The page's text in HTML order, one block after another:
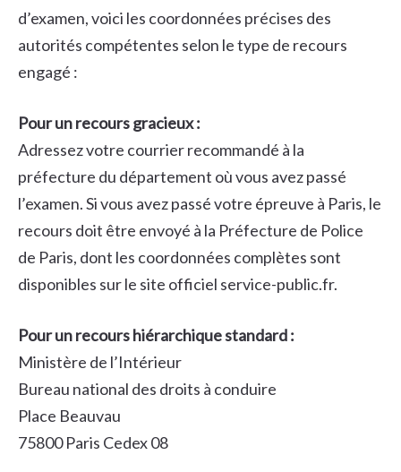
d’examen, voici les coordonnées précises des
autorités compétentes selon le type de recours
engagé :
Pour un recours gracieux :
Adressez votre courrier recommandé à la
préfecture du département où vous avez passé
l’examen. Si vous avez passé votre épreuve à Paris, le
recours doit être envoyé à la Préfecture de Police
de Paris, dont les coordonnées complètes sont
disponibles sur le site officiel service-public.fr.
Pour un recours hiérarchique standard :
Ministère de l’Intérieur
Bureau national des droits à conduire
Place Beauvau
75800 Paris Cedex 08